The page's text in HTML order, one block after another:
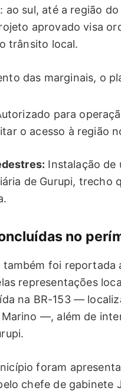
ao sul, até a região
aprovado visa
trânsito local.
das marginais, o
para
o acesso à região
Instalação de
de Gurupi, trecho
no
foi reportada
representações
na BR-153 —
—, além de
foram
chefe de gabinete